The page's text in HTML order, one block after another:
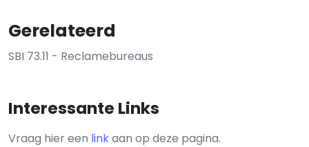
Gerelateerd
SBI 73.11 - Reclamebureaus
Interessante Links
Vraag hier een linkaan op deze pagina.